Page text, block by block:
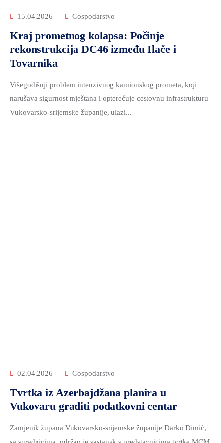
15.04.2026 Gospodarstvo
Kraj prometnog kolapsa: Počinje
rekonstrukcija DC46 između Ilače i
Tovarnika
Višegodišnji problem intenzivnog kamionskog prometa, koji
narušava sigurnost mještana i opterećuje cestovnu infrastrukturu
Vukovarsko-srijemske županije, ulazi...
02.04.2026 Gospodarstvo
Tvrtka iz Azerbajdžana planira u
Vukovaru graditi podatkovni centar
Zamjenik župana Vukovarsko-srijemske županije Darko Dimić,